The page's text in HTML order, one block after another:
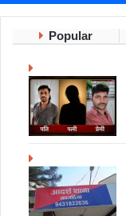
Popular